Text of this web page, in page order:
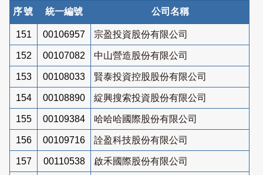
序號 統一編號 公司名稱
151 00106957 宗盈投資股份有限公司
152 00107082 中山營造股份有限公司
153 00108033 賢泰投資控股股份有限公司
154 00108890 綻興搜索投資股份有限公司
155 00109384 哈哈哈國際股份有限公司
156 00109716 詮盈科技股份有限公司
157 00110538 啟禾國際股份有限公司